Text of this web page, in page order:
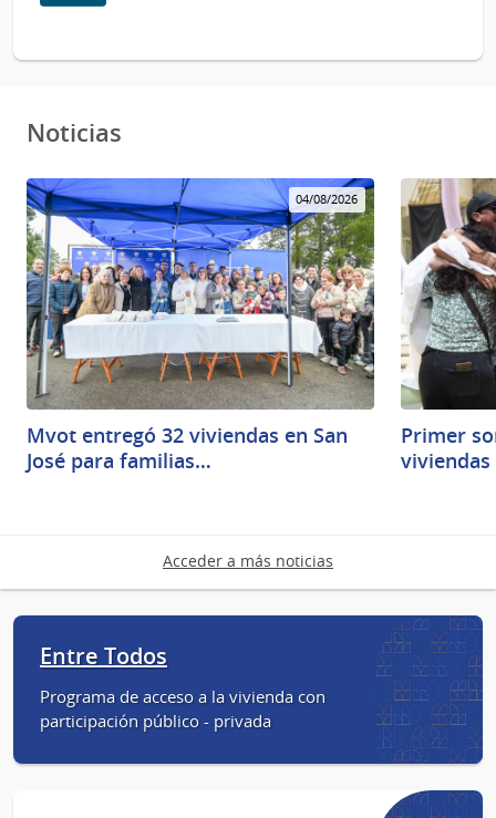
Noticias
04/08/2026
Mvot entregó 32 viviendas en San
José para familias…
Primer
Acceder a más noticias
Entre Todos
Programa de acceso a la vivienda con
participación público - privada